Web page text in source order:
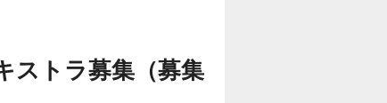
ストラ募集（募集